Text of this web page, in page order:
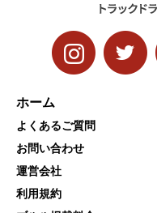
ホーム
よくあるご質問
お問い合わせ
運営会社
利用規約